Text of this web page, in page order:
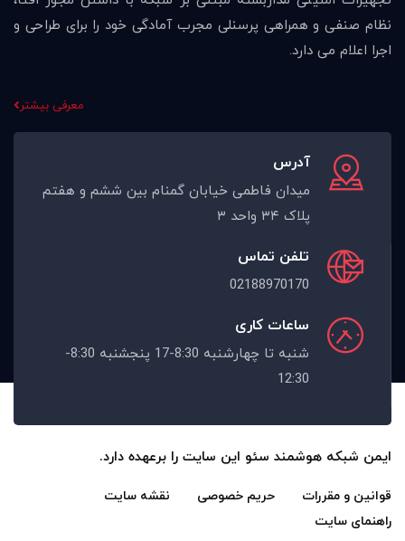
نظام صنفی و همراهی پرسنلی مجرب آمادگی خود را برای طراحی و
اجرا اعلام می دارد.
معرفی بیشتر
آدرس
میدان فاطمی خیابان گمنام بین ششم و هفتم
پلاک ۳۴ واحد ۳
تلفن تماس
02188970170
ساعات کاری
شنبه تا چهارشنبه 8:30-17 پنجشنبه 8:30-
12:30
ایمن شبکه هوشمند سئو این سایت را برعهده دارد.
قوانین و مقررات حریم خصوصی
نقشه سایت
راهنمای سایت